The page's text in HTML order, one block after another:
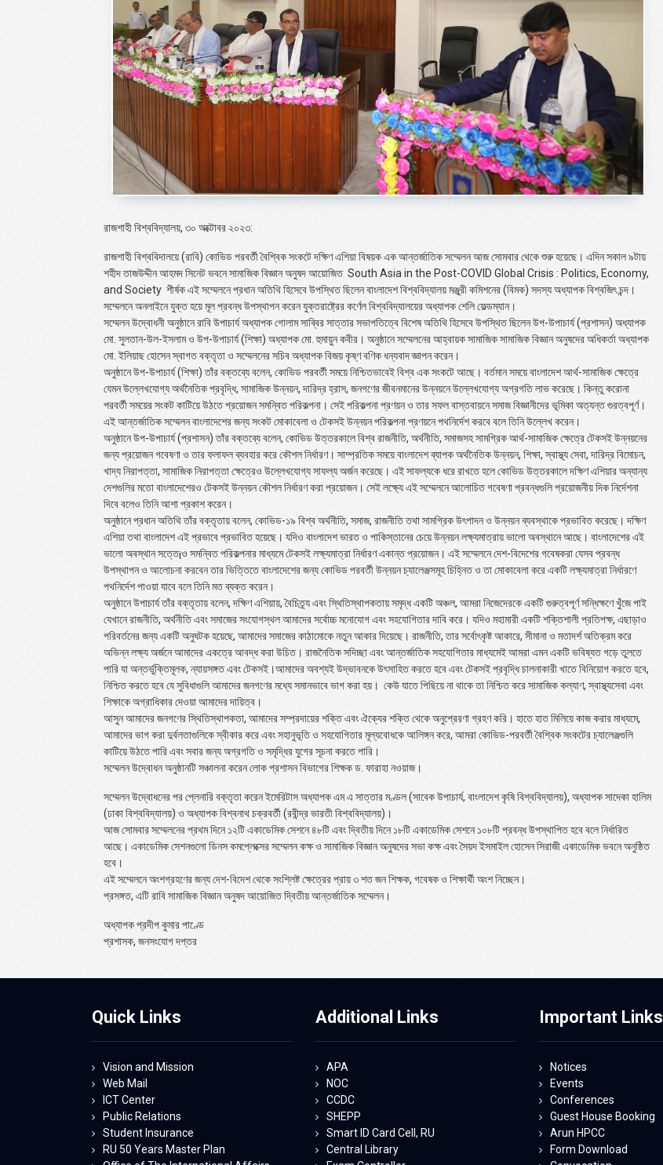
রাজশাহী বিশ্ববিদ্যালয়, ৩০ অক্টোবর ২০২৩:
রাজশাহী বিশ্ববিদালয়ে (রাবি) কোভিড পরবর্তী বৈশ্বিক সংকটে দক্ষিণ এশিয়া বিষয়ক এক আন্তর্জাতিক সম্মেলন আজ সোমবার থেকে শুরু হয়েছে। এদিন সকাল ৯টায়
শহীদ তাজউদ্দীন আহমদ সিনেট ভবনে সামাজিক বিজ্ঞান অনুষদ আয়োজিত South Asia in the Post-COVID Global Crisis : Politics, Economy,
and Society শীর্ষক এই সম্মেলনে প্রধান অতিথি হিসেবে উপস্থিত ছিলেন বাংলাদেশ বিশ্ববিদ্যালয় মঞ্জুরী কমিশনের (বিমক) সদস্য অধ্যাপক বিশ্বজিৎ চন্দ।
সম্মেলনে অনলাইনে যুক্ত হয়ে মূল প্রবন্ধ উপস্থাপন করেন যুক্তরাষ্ট্রের কর্ণেল বিশ্ববিদ্যালয়ের অধ্যাপক শেলি ফেল্ডম্যান।
সম্মেলন উদ্বোধনী অনুষ্ঠানে রাবি উপাচার্য অধ্যাপক গোলাম সাব্বির সাত্তার সভাপতিত্বে বিশেষ অতিথি হিসেবে উপস্থিত ছিলেন উপ-উপাচার্য (প্রশাসন) অধ্যাপক
মো. সুলতান-উল-ইসলাম ও উপ-উপাচার্য (শিক্ষা) অধ্যাপক মো. হুমায়ুন কবীর। অনুষ্ঠানে সম্মেলনের আহ্বায়ক সামাজিক সামাজিক বিজ্ঞান অনুষদের অধিকর্তা অধ্যাপক
মো. ইলিয়াছ হোসেন স্বাগত বক্তৃতা ও সম্মেলনের সচিব অধ্যাপক বিজয় কৃষ্ণ বণিক ধন্যবাদ জ্ঞাপন করেন।
অনুষ্ঠানে উপ-উপাচার্য (শিক্ষা) তাঁর বক্তব্যে বলেন, কোভিড পরবর্তী সময়ে নিশ্চিতভাবেই বিশ্ব এক সংকটে আছে। বর্তমান সময়ে বাংলাদেশ আর্থ-সামাজিক ক্ষেত্রে
যেমন উল্লেখযোগ্য অর্থনৈতিক প্রবৃদ্ধি, সামাজিক উন্নয়ন, দারিদ্র হ্রাস, জনগণের জীবনমানের উন্নয়নে উল্লেখযোগ্য অগ্রগতি লাভ করেছে। কিন্তু করোনা
পরবর্তী সময়ের সংকট কাটিয়ে উঠতে প্রয়োজন সমন্বিত পরিকল্পনা। সেই পরিকল্পনা প্রণয়ন ও তার সফল বাস্তবায়নে সমাজ বিজ্ঞানীদের ভূমিকা অত্যন্ত গুরত্বপূর্ণ।
এই আন্তর্জাতিক সম্মেলন বাংলাদেশের জন্য সংকট মোকাবেলা ও টেকসই উন্নয়ন পরিকল্পনা প্রণয়নে পথনির্দেশ করবে বলে তিনি উল্লেখ করেন।
অনুষ্ঠানে উপ-উপাচার্য (প্রশাসন) তাঁর বক্তব্যে বলেন, কোভিড উত্তরকালে বিশ্ব রাজনীতি, অর্থনীতি, সমাজসহ সামগ্রিক আর্থ-সামাজিক ক্ষেত্রে টেকসই উন্নয়নের
জন্য প্রয়োজন গবেষণা ও তার ফলাফল ব্যবহার করে কৌশল নির্ধারণ। সাম্প্রতিক সময়ে বাংলাদেশ ব্যাপক অর্থনৈতিক উন্নয়ন, শিক্ষা, স্বাস্থ্য সেবা, দারিদ্র বিমোচন,
খাদ্য নিরাপত্তা, সামাজিক নিরাপত্তা ক্ষেত্রেও উল্লেখযোগ্য সাফল্য অর্জন করেছে। এই সাফল্যকে ধরে রাখতে হলে কোভিড উত্তরকালে দক্ষিণ এশিয়ার অন্যান্য
দেশগুলির মতো বাংলাদেশেরও টেকসই উন্নয়ন কৌশল নির্ধারণ করা প্রয়োজন। সেই লক্ষ্যে এই সম্মেলনে আলোচিত গবেষণা প্রবন্ধগুলি প্রয়োজনীয় দিক নির্দেশনা
দিবে বলেও তিনি আশা প্রকাশ করেন।
অনুষ্ঠানে প্রধান অতিথি তাঁর বক্তৃতায় বলেন, কোভিড-১৯ বিশ্ব অর্থনীতি, সমাজ, রাজনীতি তথা সামগ্রিক উৎপাদন ও উন্নয়ন ব্যবস্থাকে প্রভাবিত করেছে। দক্ষিণ
এশিয়া তথা বাংলাদেশ এই প্রভাবে প্রভাবিত হয়েছে। যদিও বাংলাদেশ ভারত ও পাকিস্তানের চেয়ে উন্নয়ন লক্ষ্যমাত্রায় ভালো অবস্থানে আছে। বাংলাদেশের এই
ভালো অবস্থান সত্তে¡ও সমন্বিত পরিকল্পনার মাধ্যমে টেকসই লক্ষ্যমাত্রা নির্ধারণ একান্ত প্রয়োজন। এই সম্মেলনে দেশ-বিদেশের গবেষকরা যেসব প্রবন্ধ
উপস্থাপন ও আলোচনা করবেন তার ভিত্তিতে বাংলাদেশের জন্য কোভিড পরবর্তী উন্নয়ন চ্যালেঞ্জসমূহ চিহ্নিত ও তা মোকাবেলা করে একটি লক্ষ্যমাত্রা নির্ধারণে
পথনির্দেশ পাওয়া যাবে বলে তিনি মত ব্যক্ত করেন।
অনুষ্ঠানে উপাচার্য তাঁর বক্তৃতায় বলেন, দক্ষিণ এশিয়ায়, বৈচিত্র্য এবং স্থিতিস্থাপকতায় সমৃদ্ধ একটি অঞ্চল, আমরা নিজেদেরকে একটি গুরুত্বপূর্ণ সন্ধিক্ষণে খুঁজে পাই
যেখানে রাজনীতি, অর্থনীতি এবং সমাজের সংযোগস্থল আমাদের সর্বোচ্চ মনোযোগ এবং সহযোগিতার দাবি করে। যদিও মহামারী একটি শক্তিশালী প্রতিপক্ষ, এছাড়াও
পরিবর্তনের জন্য একটি অনুঘটক হয়েছে, আমাদের সমাজের কাঠামোকে নতুন আকার দিয়েছে। রাজনীতি, তার সর্বোৎকৃষ্ট আকারে, সীমানা ও মতাদর্শ অতিক্রম করে
অভিন্ন লক্ষ্য অর্জনে আমাদের একত্রে আবদ্ধ করা উচিত। রাজনৈতিক সদিচ্ছা এবং আন্তর্জাতিক সহযোগিতার মাধ্যমেই আমরা এমন একটি ভবিষ্যত গড়ে তুলতে
পারি যা অন্তর্ভুক্তিমূলক, ন্যায়সঙ্গত এবং টেকসই।আমাদের অবশ্যই উদ্ভাবনকে উৎসাহিত করতে হবে এবং টেকসই প্রবৃদ্ধি চালনাকারী খাতে বিনিয়োগ করতে হবে,
নিশ্চিত করতে হবে যে সুবিধাগুলি আমাদের জনগণের মধ্যে সমানভাবে ভাগ করা হয়। কেউ যাতে পিছিয়ে না থাকে তা নিশ্চিত করে সামাজিক কল্যাণ, স্বাস্থ্যসেবা এবং
শিক্ষাকে অগ্রাধিকার দেওয়া আমাদের দায়িত্ব।
আসুন আমাদের জনগণের স্থিতিস্থাপকতা, আমাদের সম্প্রদায়ের শক্তি এবং ঐক্যের শক্তি থেকে অনুপ্রেরণা গ্রহণ করি। হাতে হাত মিলিয়ে কাজ করার মাধ্যমে,
আমাদের ভাগ করা দুর্বলতাগুলিকে স্বীকার করে এবং সহানুভূতি ও সহযোগিতার মূল্যবোধকে আলিঙ্গন করে, আমরা কোভিড-পরবর্তী বৈশ্বিক সংকটের চ্যালেঞ্জগুলি
কাটিয়ে উঠতে পারি এবং সবার জন্য অগ্রগতি ও সমৃদ্ধির যুগের সূচনা করতে পারি।
সম্মেলন উদ্বোধন অনুষ্ঠানটি সঞ্চালনা করেন লোক প্রশাসন বিভাগের শিক্ষক ড. ফারাহা নওয়াজ।
সম্মেলন উদ্বোধনের পর প্লেনারি বক্তৃতা করেন ইমেরিটাস অধ্যাপক এম এ সাত্তার মণ্ডল (সাবেক উপাচার্য, বাংলাদেশ কৃষি বিশ্ববিদ্যালয়), অধ্যাপক সাদেকা হালিম
(ঢাকা বিশ্ববিদ্যালয়) ও অধ্যাপক বিশ্বনাথ চক্রবর্তী (রবীন্দ্র ভারতী বিশ্ববিদ্যালয়)।
আজ সোমবার সম্মেলনের প্রথম দিনে ১২টি একাডেমিক সেশনে ৪৮টি এবং দ্বিতীয় দিনে ১৮টি একাডেমিক সেশনে ১০৮টি প্রবন্ধ উপস্থাপিত হবে বলে নির্ধারিত
আছে। একাডেমিক সেশনগুলো ডিনস কমপ্লেক্সের সম্মেলন কক্ষ ও সামাজিক বিজ্ঞান অনুষদের সভা কক্ষ এবং সৈয়দ ইসমাইল হোসেন সিরাজী একাডেমিক ভবনে অনুষ্ঠিত
হবে।
এই সম্মেলনে অংশগ্রহণের জন্য দেশ-বিদেশ থেকে সংশ্লিষ্ট ক্ষেত্রের প্রায় ৩ শত জন শিক্ষক, গবেষক ও শিক্ষার্থী অংশ নিচ্ছেন।
প্রসঙ্গত, এটি রাবি সামাজিক বিজ্ঞান অনুষদ আয়োজিত দ্বিতীয় আন্তর্জাতিক সম্মেলন।
অধ্যাপক প্রদীপ কুমার পাণ্ডে
প্রশাসক, জনসংযোগ দপ্তর
Quick Links
Vision and Mission
Web Mail
ICT Center
Public Relations
Student Insurance
RU 50 Years Master Plan
Additional Links
APA
NOC
CCDC
SHEPP
Smart ID Card Cell, RU
Central Library
Important Links
Notices
Events
Conferences
Guest House Booking
Arun HPCC
Form Download